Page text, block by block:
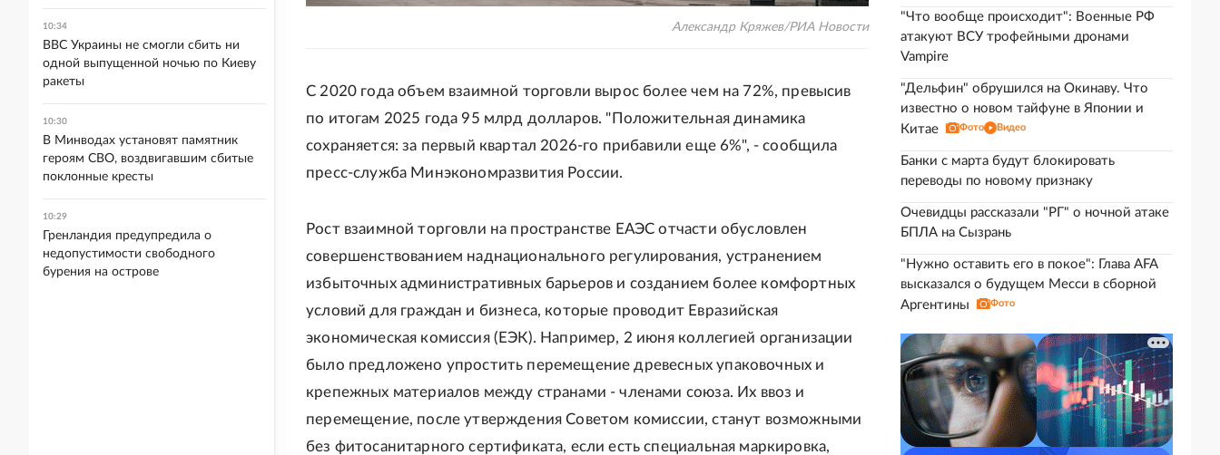
Александр Кряжев/РИА Новости
С 2020 года объем взаимной торговли вырос более чем на 72%, превысив
по итогам 2025 года 95 млрд долларов. "Положительная динамика
сохраняется: за первый квартал 2026-го прибавили еще 6%", - сообщила
пресс-служба Минэкономразвития России.
Рост взаимной торговли на пространстве ЕАЭС отчасти обусловлен
совершенствованием наднационального регулирования, устранением
избыточных административных барьеров и созданием более комфортных
условий для граждан и бизнеса, которые проводит Евразийская
экономическая комиссия (ЕЭК). Например, 2 июня коллегией организации
было предложено упростить перемещение древесных упаковочных и
крепежных материалов между странами - членами союза. Их ввоз и
перемещение, после утверждения Советом комиссии, станут возможными
без фитосанитарного сертификата, если есть специальная маркировка,
"Что вообще происходит": Военные РФ
атакуют ВСУ трофейными дронами
Vampire
"Дельфин" обрушился на Окинаву. Что
известно о новом тайфуне в Японии и
Китае
Фото Видео
Банки с марта будут блокировать
переводы по новому признаку
Очевидцы рассказали "РГ" о ночной атаке
БПЛА на Сызрань
"Нужно оставить его в покое": Глава AFA
высказался о будущем Месси в сборной
Аргентины
Фото
10:34
ВВС Украины не смогли сбить ни
одной выпущенной ночью по Киеву
ракеты
10:30
В Минводах установят памятник
героям СВО, воздвигавшим сбитые
поклонные кресты
10:29
Гренландия предупредила о
недопустимости свободного
бурения на острове